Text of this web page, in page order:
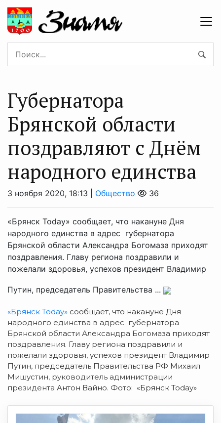
Губернатора
Брянской области
поздравляют с Днём
народного единства
3 ноября 2020, 18:13 | Общество 36
«Брянск Today» сообщает, что накануне Дня
народного единства в адрес губернатора
Брянской области Александра Богомаза приходят
поздравления. Главу региона поздравили и
пожелали здоровья, успехов президент Владимир
Путин, председатель Правительства ...
«Брянск Today» сообщает, что накануне Дня
народного единства в адрес губернатора
Брянской области Александра Богомаза приходят
поздравления. Главу региона поздравили и
пожелали здоровья, успехов президент Владимир
Путин, председатель Правительства РФ Михаил
Мишустин, руководитель администрации
президента Антон Вайно. Фото: «Брянск Today»